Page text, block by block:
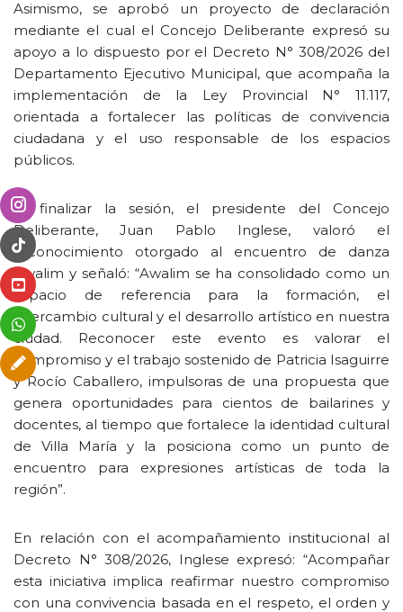
Asimismo, se aprobó un proyecto de declaración
mediante el cual el Concejo Deliberante expresó su
apoyo a lo dispuesto por el Decreto N° 308/2026 del
Departamento Ejecutivo Municipal, que acompaña la
implementación de la Ley Provincial N° 11.117,
orientada a fortalecer las políticas de convivencia
ciudadana y el uso responsable de los espacios
públicos.
Al finalizar la sesión, el presidente del Concejo
Deliberante, Juan Pablo Inglese, valoró el
reconocimiento otorgado al encuentro de danza
Awalim y señaló: “Awalim se ha consolidado como un
espacio de referencia para la formación, el
intercambio cultural y el desarrollo artístico en nuestra
ciudad. Reconocer este evento es valorar el
compromiso y el trabajo sostenido de Patricia Isaguirre
y Rocío Caballero, impulsoras de una propuesta que
genera oportunidades para cientos de bailarines y
docentes, al tiempo que fortalece la identidad cultural
de Villa María y la posiciona como un punto de
encuentro para expresiones artísticas de toda la
región”.
En relación con el acompañamiento institucional al
Decreto N° 308/2026, Inglese expresó: “Acompañar
esta iniciativa implica reafirmar nuestro compromiso
con una convivencia basada en el respeto, el orden y